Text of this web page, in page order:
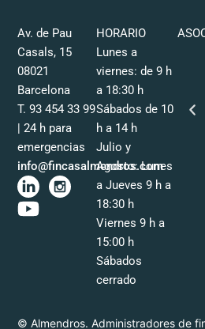
Av. de Pau
Casals, 15
08021
Barcelona
T. 93 454 33 99
| 24 h para
emergencias
info@fincasalmendros.com
HORARIO
Lunes a
viernes: de 9 h
a 18:30 h
Sábados de 10
h a 14 h
Julio y
Agosto: Lunes
a Jueves 9 h a
18:30 h
Viernes 9 h a
15:00 h
Sábados
cerrado
© Almendros. Administradores de